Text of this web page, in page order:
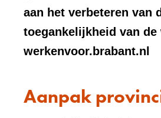
aan het verbeteren van
toegankelijkheid van de
werkenvoor.brabant.nl
Aanpak